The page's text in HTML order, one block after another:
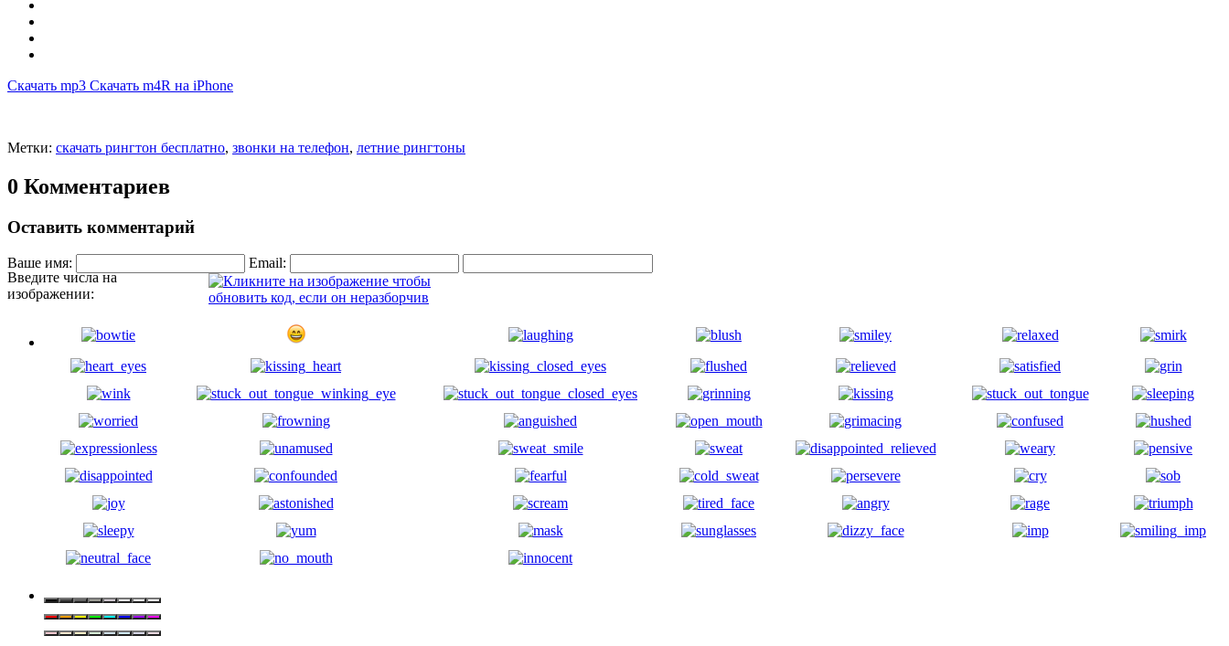
Скачать mp3 Скачать m4R на iPhone
Метки: скачать рингтон бесплатно, звонки на телефон, летние рингтоны
0 Комментариев
Оставить комментарий
Ваше имя:
Email:
Введите числа на
изображении: